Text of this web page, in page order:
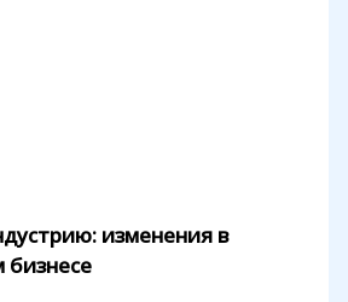
изменения в
бизнесе